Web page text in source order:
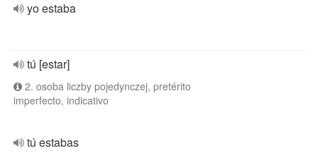
yo estaba
tú [estar]
2. osoba liczby pojedynczej, pretérito
imperfecto, indicativo
tú estabas